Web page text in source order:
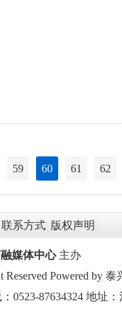
59 60 61 62
联系方式| 版权声明
媒体中心主办
Reserved Powered by
0523-87634324 地址